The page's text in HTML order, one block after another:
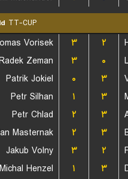
TT-CUP
Vorisek ۳ ۲
Zeman
۳ ۰
Patrik Jokiel
۰ ۳
Petr Silhan
۱ ۳
Petr Chlad
۲ ۳
Masternak
۲ ۳
Jakub Volny
۳ ۲
Michal Henzel
۱ ۳